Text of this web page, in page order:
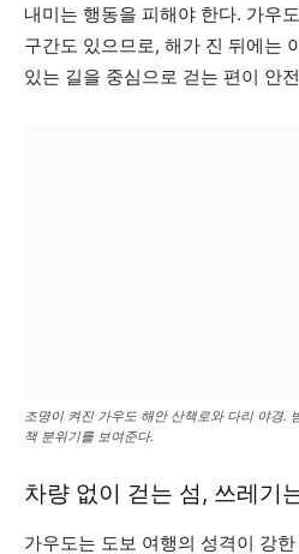
내미는 행동을 피해야 한다. 가우
구간도 있으므로, 해가 진 뒤에는
있는 길을 중심으로 걷는 편이 안
조명이 켜진 가우도 해안 산책로와 다리 야경.
책 분위기를 보여준다.
차량 없이 걷는 섬, 쓰레기
가우도는 도보 여행의 성격이 강